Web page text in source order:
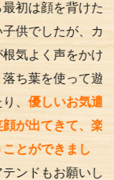
背けた
が、カ
をかけ
って遊
いお気遣
て、楽
きまし
願いし
橿原神
いしま
利用す
り、当
も恵ま
撮って
真も、
出して